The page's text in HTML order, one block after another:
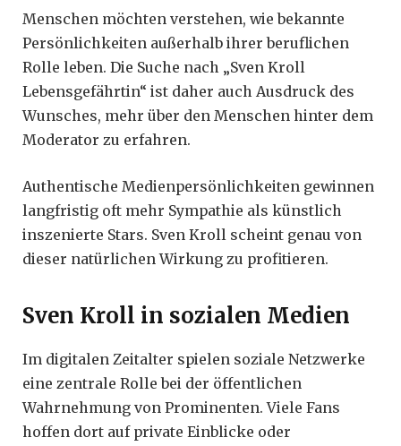
Menschen möchten verstehen, wie bekannte
Persönlichkeiten außerhalb ihrer beruflichen
Rolle leben. Die Suche nach „Sven Kroll
Lebensgefährtin“ ist daher auch Ausdruck des
Wunsches, mehr über den Menschen hinter dem
Moderator zu erfahren.
Authentische Medienpersönlichkeiten gewinnen
langfristig oft mehr Sympathie als künstlich
inszenierte Stars. Sven Kroll scheint genau von
dieser natürlichen Wirkung zu profitieren.
Sven Kroll in sozialen Medien
Im digitalen Zeitalter spielen soziale Netzwerke
eine zentrale Rolle bei der öffentlichen
Wahrnehmung von Prominenten. Viele Fans
hoffen dort auf private Einblicke oder